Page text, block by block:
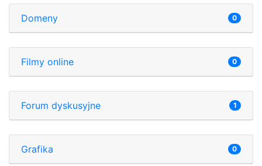
Domeny 0
Filmy online 0
Forum dyskusyjne 1
Grafika 0